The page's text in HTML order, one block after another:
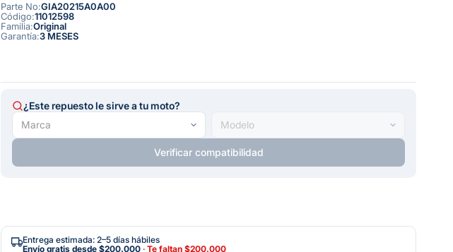
Parte No:GIA20215A0A00
Código:11012598
Familia:Original
Garantía:3 MESES
¿Este repuesto le sirve a tu moto?
Verificar compatibilidad
Entrega estimada: 2–5 días hábiles
Envío gratis desde $200.000 · Te faltan $200.000